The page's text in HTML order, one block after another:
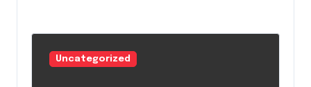
Uncategorized